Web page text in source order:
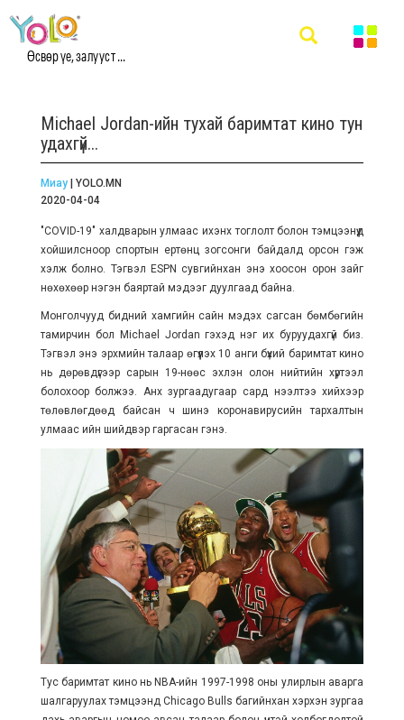
Өсвөр үе, залууст ...
Michael Jordan-ийн тухай баримтат кино тун
удахгүй...
Миау| YOLO.MN
2020-04-04
"COVID-19" халдварын улмаас ихэнх тоглолт болон тэмцээнүүд
хойшилсноор спортын ертөнц зогсонги байдалд орсон гэж
хэлж болно. Тэгвэл ESPN сувгийнхан энэ хоосон орон зайг
нөхөхөөр нэгэн баяртай мэдээг дуулгаад байна.
Монголчууд бидний хамгийн сайн мэдэх сагсан бөмбөгийн
тамирчин бол Michael Jordan гэхэд нэг их буруудахгүй биз.
Тэгвэл энэ эрхмийн талаар өгүүлэх 10 анги бүхий баримтат кино
нь дөрөвдүгээр сарын 19-нөөс эхлэн олон нийтийн хүртээл
болохоор болжээ. Анх зургаадугаар сард нээлтээ хийхээр
төлөвлөгдөөд байсан ч шинэ коронавирусийн тархалтын
улмаас ийн шийдвэр гаргасан гэнэ.
Тус баримтат кино нь NBA-ийн 1997-1998 оны улирлын аварга
шалгаруулах тэмцээнд Chicago Bulls багийнхан хэрхэн зургаа